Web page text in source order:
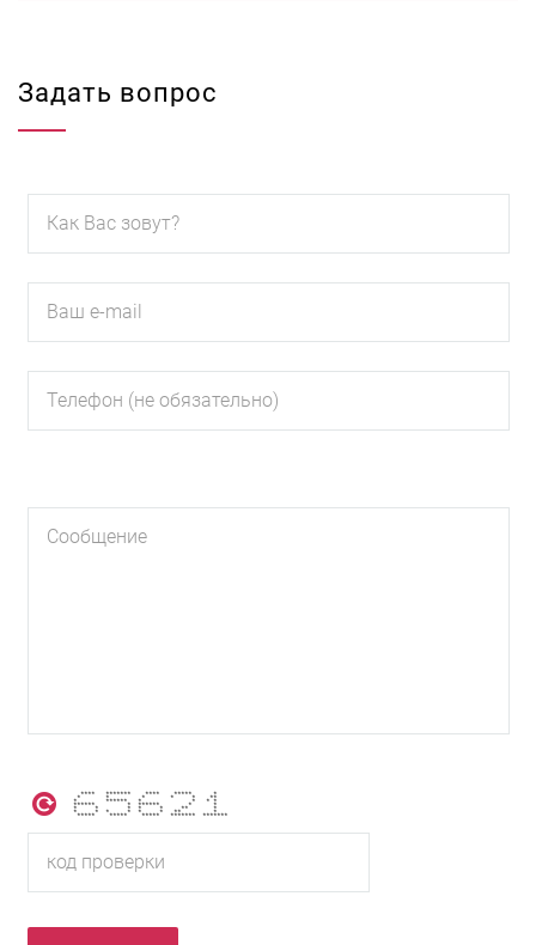
Задать вопрос
**** ******* **** ***** *
* * * * * **
* ****** * * * *
****** * ****** * *
* * * * * ** *
* * * * * * ** *
***** ***** ***** ******* *******